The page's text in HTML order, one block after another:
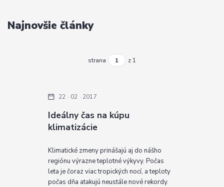
Najnovšie články
strana z 1
Ideálny čas na kúpu
klimatizácie
22 02 2017
Klimatické zmeny prinášajú aj do nášho
regiónu výrazne teplotné výkyvy. Počas
leta je čoraz viac tropických nocí, a teploty
počas dňa atakujú neustále nové rekordy.